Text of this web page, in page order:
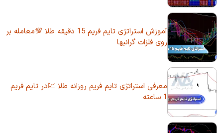
آموزش استراتژی تایم فریم 15 دقیقه طلا 💯معامله بر
روی فلزات گرانبها
معرفی استراتژی تایم فریم روزانه طلا 💹در تایم فریم
1 ساعته